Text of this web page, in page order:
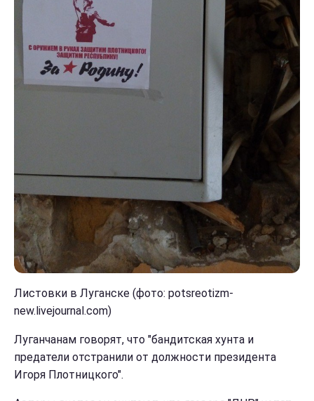
Листовки в Луганске (фото: potsreotizm-
new.livejournal.com)
Луганчанам говорят, что "бандитская хунта и
предатели отстранили от должности президента
Игоря Плотницкого".